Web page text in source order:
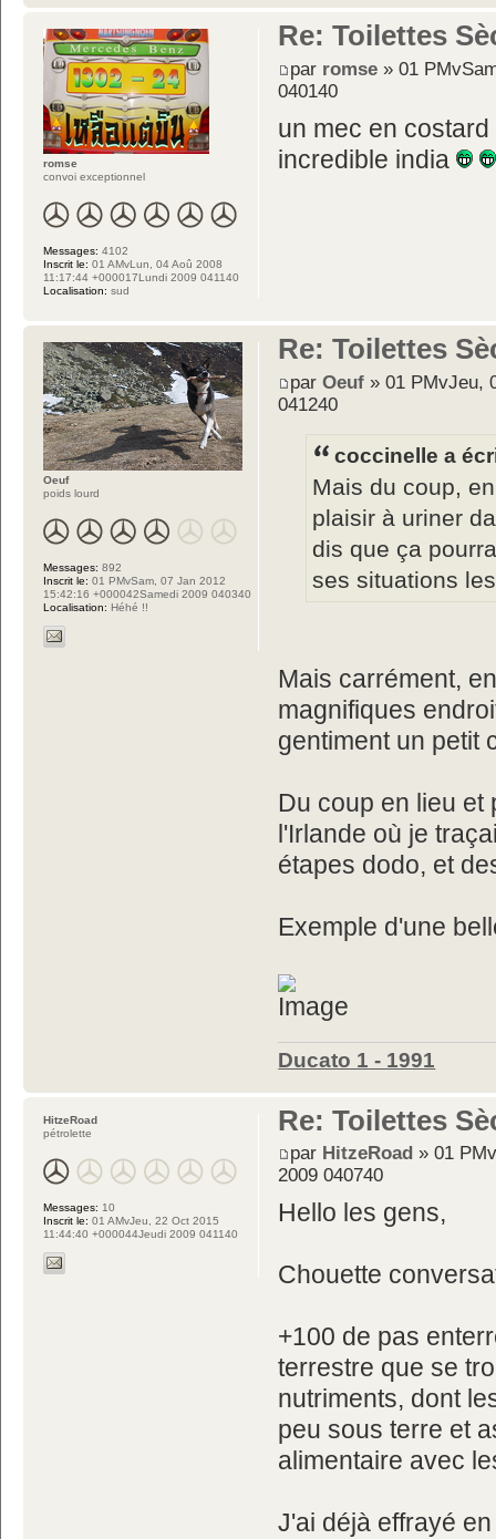
Re: Toilettes
par romse » 01
040140
un mec en
incredible india
romse
convoi exceptionnel
Messages: 4102
Inscrit le: 01 AMvLun, 04 Aoû 2008
11:17:44 +000017Lundi 2009 041140
Localisation: sud
Re: Toilettes
parOeuf » 01 PMvJeu,
041240
coccinelle a
Mais du coup,
plaisir à uriner
dis que ça
ses situations
Mais carrément,
magnifiques
gentiment un petit
Du coup en lieu et
l'Irlande où je
étapes dodo, et
Exemple d'une
Ducato 1 - 1991
Oeuf
poids lourd
Messages: 892
Inscrit le: 01 PMvSam, 07 Jan 2012
15:42:16 +000042Samedi 2009 040340
Localisation: Héhé !!
Re: Toilettes
par HitzeRoad » 01
2009 040740
Hello les gens,
Chouette
+100 de pas
terrestre que se
nutriments, dont
peu sous terre et
alimentaire avec
J'ai déjà effrayé
HitzeRoad
pétrolette
Messages: 10
Inscrit le: 01 AMvJeu, 22 Oct 2015
11:44:40 +000044Jeudi 2009 041140